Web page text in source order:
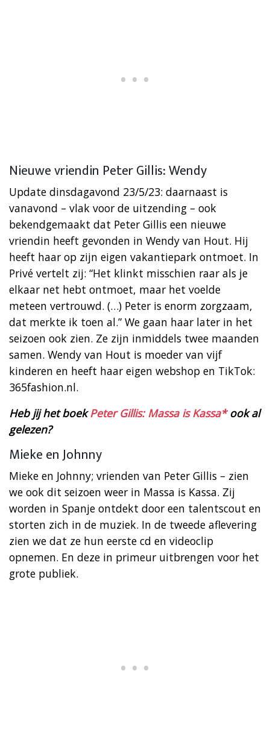
Nieuwe vriendin Peter Gillis: Wendy
Update dinsdagavond 23/5/23: daarnaast is
vanavond – vlak voor de uitzending – ook
bekendgemaakt dat Peter Gillis een nieuwe
vriendin heeft gevonden in Wendy van Hout. Hij
heeft haar op zijn eigen vakantiepark ontmoet. In
Privé vertelt zij: “Het klinkt misschien raar als je
elkaar net hebt ontmoet, maar het voelde
meteen vertrouwd. (…) Peter is enorm zorgzaam,
dat merkte ik toen al.” We gaan haar later in het
seizoen ook zien. Ze zijn inmiddels twee maanden
samen. Wendy van Hout is moeder van vijf
kinderen en heeft haar eigen webshop en TikTok:
365fashion.nl.
Heb jij het boekPeter Gillis: Massa is Kassa* ook al
gelezen?
Mieke en Johnny
Mieke en Johnny; vrienden van Peter Gillis – zien
we ook dit seizoen weer in Massa is Kassa. Zij
worden in Spanje ontdekt door een talentscout en
storten zich in de muziek. In de tweede aflevering
zien we dat ze hun eerste cd en videoclip
opnemen. En deze in primeur uitbrengen voor het
grote publiek.